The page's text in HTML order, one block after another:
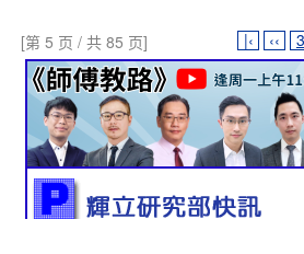
[第 5 页 / 共 85 页] |‹ ‹‹ 3